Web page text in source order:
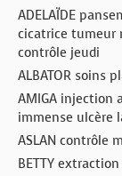
ADELAÏDE
cicatrice tumeur
contrôle jeudi
ALBATOR soins
AMIGA injection
immense ulcère
ASLAN contrôle
BETTY